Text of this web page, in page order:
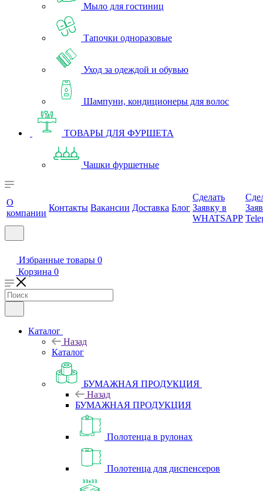
Мыло для гостиниц
Тапочки одноразовые
Уход за одеждой и обувью
Шампуни, кондиционеры для волос
ТОВАРЫ ДЛЯ ФУРШЕТА
Чашки фуршетные
О
компании
Контакты Вакансии Доставка Блог
Сделать
Заявку в
WHATSAPP
Избранные товары 0
Корзина 0
Каталог
Назад
Каталог
БУМАЖНАЯ ПРОДУКЦИЯ
Назад
БУМАЖНАЯ ПРОДУКЦИЯ
Полотенца в рулонах
Полотенца для диспенсеров